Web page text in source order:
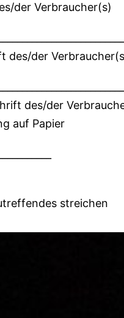
der Verbraucher(s)
des/der
des/der
auf Papier
streichen